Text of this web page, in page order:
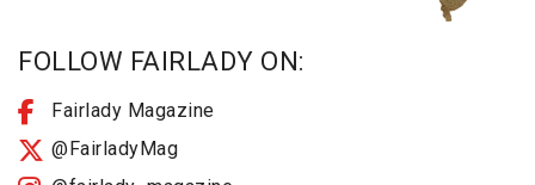
FOLLOW FAIRLADY ON:
Fairlady Magazine
@FairladyMag